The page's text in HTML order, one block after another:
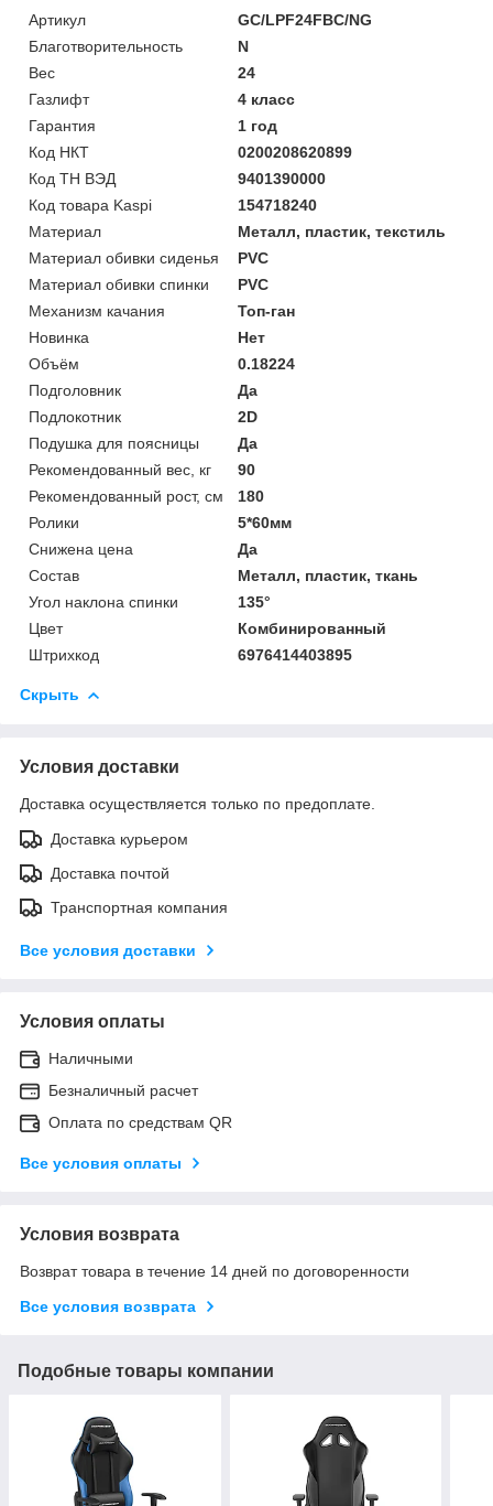
Артикул
GC/LPF24FBC/NG
Благотворительность
N
Вес
24
Газлифт
4 класс
Гарантия
1 год
Код НКТ
0200208620899
Код ТН ВЭД
9401390000
Код товара Kaspi
154718240
Материал
Металл, пластик, текстиль
Материал обивки сиденья
PVC
Материал обивки спинки
PVC
Механизм качания
Топ-ган
Новинка
Нет
Объём
0.18224
Подголовник
Да
Подлокотник
2D
Подушка для поясницы
Да
Рекомендованный вес, кг
90
Рекомендованный рост, см
180
Ролики
5*60мм
Снижена цена
Да
Состав
Металл, пластик, ткань
Угол наклона спинки
135°
Цвет
Комбинированный
Штрихкод
6976414403895
Скрыть
Условия доставки
Доставка осуществляется только по предоплате.
Доставка курьером
Доставка почтой
Транспортная компания
Все условия доставки
Условия оплаты
Наличными
Безналичный расчет
Оплата по средствам QR
Все условия оплаты
Условия возврата
Возврат товара в течение 14 дней по договоренности
Все условия возврата
Подобные товары компании